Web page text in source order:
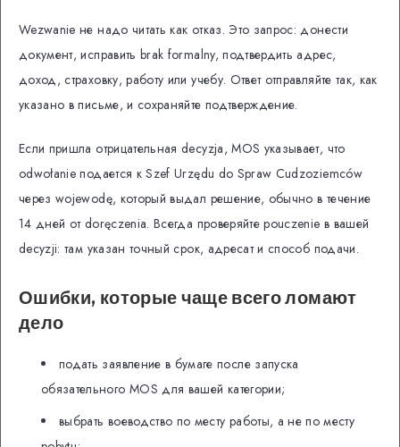
Wezwanie не надо читать как отказ. Это запрос: донести
документ, исправить brak formalny, подтвердить адрес,
доход, страховку, работу или учебу. Ответ отправляйте так, как
указано в письме, и сохраняйте подтверждение.
Если пришла отрицательная decyzja, MOS указывает, что
odwołanie подается к Szef Urzędu do Spraw Cudzoziemców
через wojewodę, который выдал решение, обычно в течение
14 дней от doręczenia. Всегда проверяйте pouczenie в вашей
decyzji: там указан точный срок, адресат и способ подачи.
Ошибки, которые чаще всего ломают
дело
подать заявление в бумаге после запуска
обязательного MOS для вашей категории;
выбрать воеводство по месту работы, а не по месту